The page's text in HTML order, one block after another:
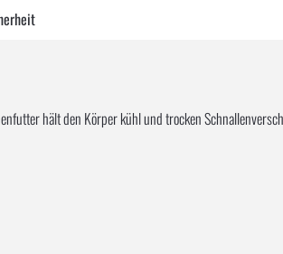
hält den Körper kühl und trocken